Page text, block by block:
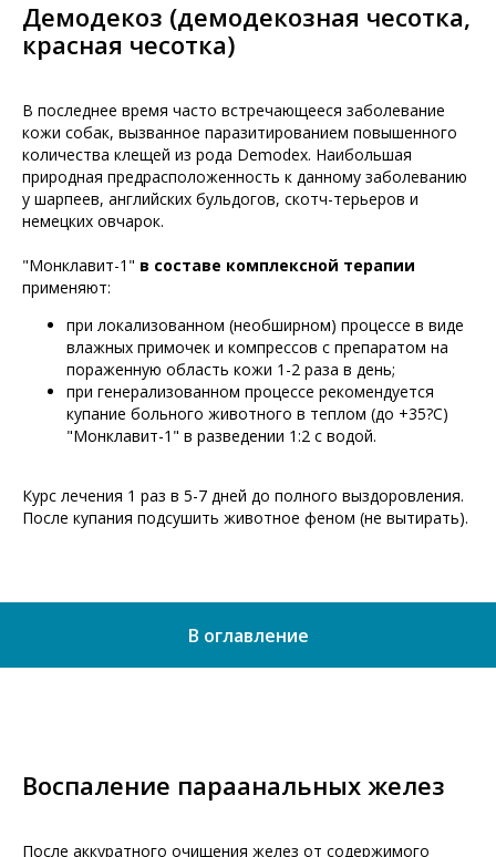
Демодекоз (демодекозная чесотка,
красная чесотка)
В последнее время часто встречающееся заболевание
кожи собак, вызванное паразитированием повышенного
количества клещей из рода Demodex. Наибольшая
природная предрасположенность к данному заболеванию
у шарпеев, английских бульдогов, скотч-терьеров и
немецких овчарок.
"Монклавит-1" в составе комплексной терапии
применяют:
при локализованном (необширном) процессе в виде
влажных примочек и компрессов с препаратом на
пораженную область кожи 1-2 раза в день;
при генерализованном процессе рекомендуется
купание больного животного в теплом (до +35?С)
"Монклавит-1" в разведении 1:2 с водой.
Курс лечения 1 раз в 5-7 дней до полного выздоровления.
После купания подсушить животное феном (не вытирать).
В оглавление
Воспаление параанальных желез
После аккуратного очищения желез от содержимого